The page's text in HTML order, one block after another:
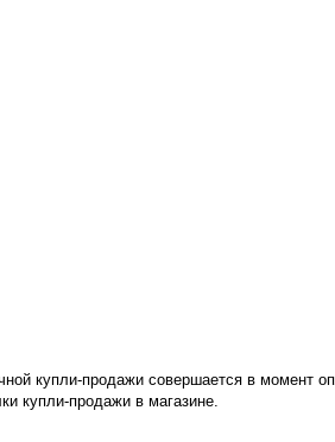
купли-продажи совершается в момент
купли-продажи в магазине